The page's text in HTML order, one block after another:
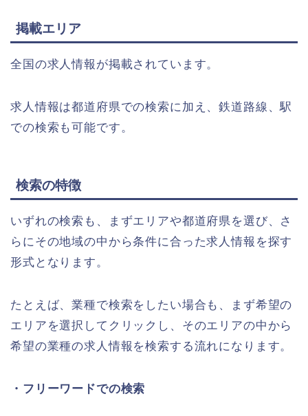
掲載エリア
全国の求人情報が掲載されています。
求人情報は都道府県での検索に加え、鉄道路線、駅
での検索も可能です。
検索の特徴
いずれの検索も、まずエリアや都道府県を選び、さ
らにその地域の中から条件に合った求人情報を探す
形式となります。
たとえば、業種で検索をしたい場合も、まず希望の
エリアを選択してクリックし、そのエリアの中から
希望の業種の求人情報を検索する流れになります。
・フリーワードでの検索